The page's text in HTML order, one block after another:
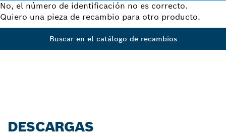
No, el número de identificación no es correcto.
Quiero una pieza de recambio para otro producto.
Buscar en el catálogo de recambios
DESCARGAS